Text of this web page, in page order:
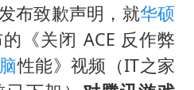
国防部：坚决反制任何闹海挑衅图谋
宇树科技中一签需缴款7.54万元
广东雷州通报特教老师招聘违规事件
布致歉声明，就华硕
《关闭 ACE 反作弊
性能》视频（IT之家